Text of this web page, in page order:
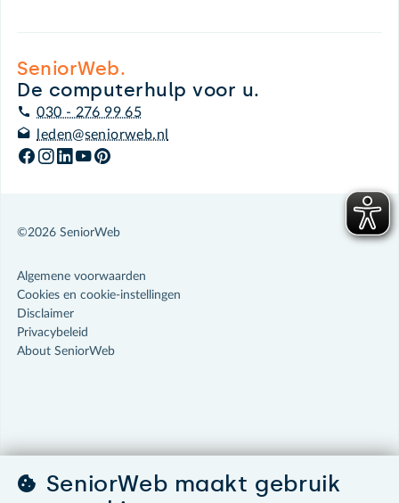
SeniorWeb.
De computerhulp voor u.
030 - 276 99 65
leden@seniorweb.nl
©2026 SeniorWeb
Algemene voorwaarden
Cookies en cookie-instellingen
Disclaimer
Privacybeleid
About SeniorWeb
SeniorWeb maakt gebruik